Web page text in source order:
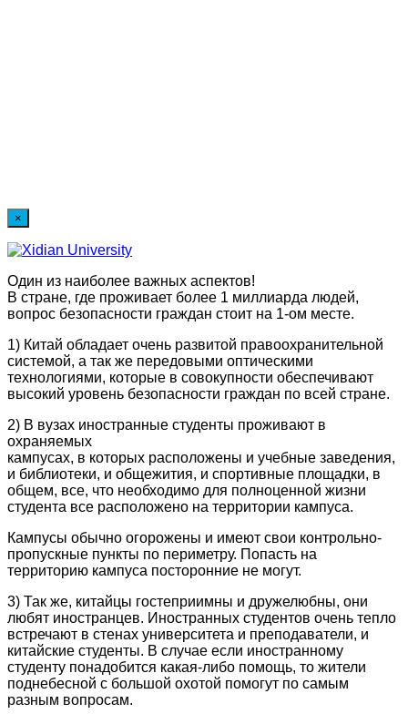
×
Один из наиболее важных аспектов!
В стране, где проживает более 1 миллиарда людей,
вопрос безопасности граждан стоит на 1-ом месте.
1) Китай обладает очень развитой правоохранительной
системой, а так же передовыми оптическими
технологиями, которые в совокупности обеспечивают
высокий уровень безопасности граждан по всей стране.
2) В вузах иностранные студенты проживают в
охраняемых
кампусах, в которых расположены и учебные заведения,
и библиотеки, и общежития, и спортивные площадки, в
общем, все, что необходимо для полноценной жизни
студента все расположено на территории кампуса.
Кампусы обычно огорожены и имеют свои контрольно-
пропускные пункты по периметру. Попасть на
территорию кампуса посторонние не могут.
3) Так же, китайцы гостеприимны и дружелюбны, они
любят иностранцев. Иностранных студентов очень тепло
встречают в стенах университета и преподаватели, и
китайские студенты. В случае если иностранному
студенту понадобится какая-либо помощь, то жители
поднебесной с большой охотой помогут по самым
разным вопросам.